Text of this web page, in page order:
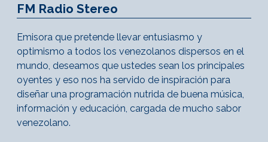
FM Radio Stereo
Emisora que pretende llevar entusiasmo y
optimismo a todos los venezolanos dispersos en el
mundo, deseamos que ustedes sean los principales
oyentes y eso nos ha servido de inspiración para
diseñar una programación nutrida de buena música,
información y educación, cargada de mucho sabor
venezolano.